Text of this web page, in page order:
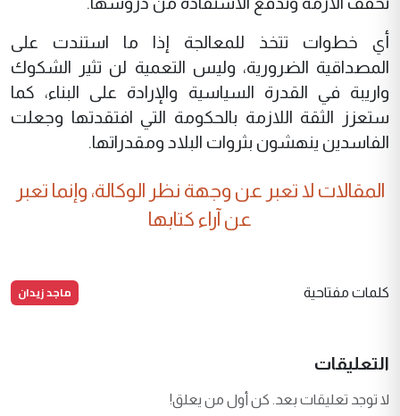
أي خطوات تتخذ للمعالجة إذا ما استندت على
المصداقية الضرورية، وليس التعمية لن تثير الشكوك
واريبة في القدرة السياسية والإرادة على البناء، كما
ستعزز الثقة اللازمة بالحكومة التي افتقدتها وجعلت
الفاسدين ينهشون بثروات البلاد ومقدراتها.
المقالات لا تعبر عن وجهة نظر الوكالة، وإنما تعبر
عن آراء كتابها
كلمات مفتاحية ماجد زيدان
التعليقات
لا توجد تعليقات بعد. كن أول من يعلق!